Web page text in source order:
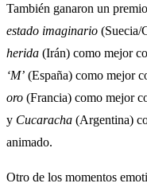
También ganaron un
estado imaginario (Suecia/
herida (Irán) como mejor
‘M’ (España) como mejor
oro (Francia) como mejor
y Cucaracha (Argentina)
animado.
Otro de los momentos